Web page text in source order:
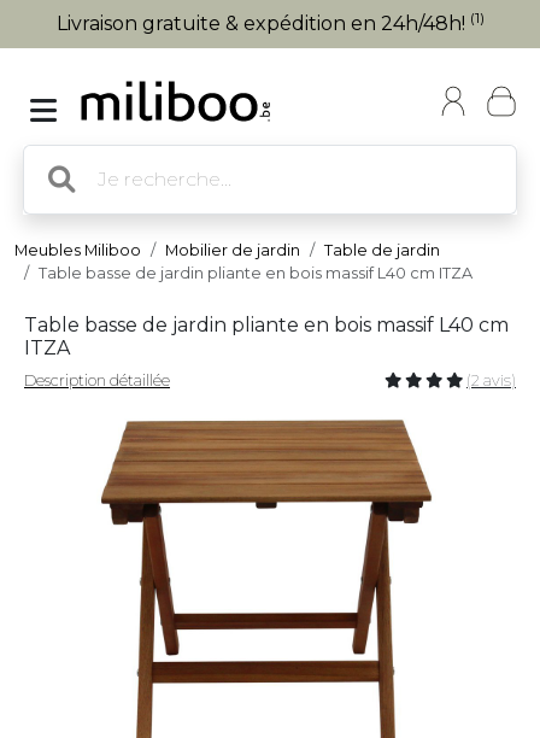
Livraison gratuite & expédition en 24h/48h! (1)
Meubles Miliboo Mobilier de jardin
Table de jardin
Table basse de jardin pliante en bois massif L40 cm ITZA
Table basse de jardin pliante en bois massif L40 cm
ITZA
Description détaillée (2 avis)